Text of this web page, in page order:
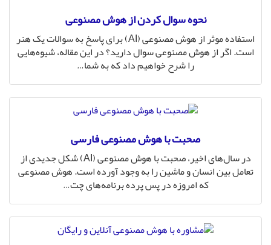
نحوه سوال کردن از هوش مصنوعی
استفاده موثر از هوش مصنوعی (AI) برای پاسخ به سوالات یک هنر
است. اگر از هوش مصنوعی سوال دارید؟ در این مقاله، شیوه‌هایی
را شرح خواهیم داد که به شما…
صحبت با هوش مصنوعی فارسی
در سال‌های اخیر، صحبت با هوش مصنوعی (AI) شکل جدیدی از
تعامل بین انسان و ماشین را به وجود آورده است. هوش مصنوعی
که امروزه در پس پرده برنامه‌های چت…